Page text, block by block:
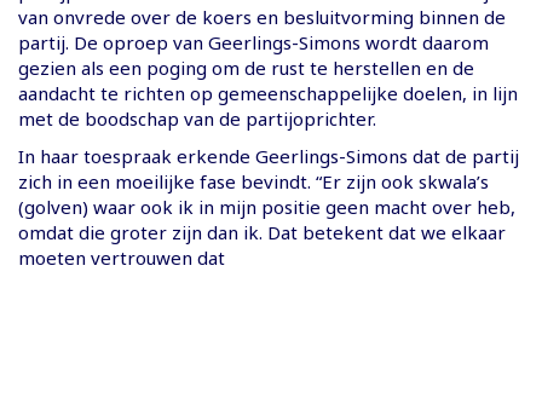
van onvrede over de koers en besluitvorming binnen de
partij. De oproep van Geerlings-Simons wordt daarom
gezien als een poging om de rust te herstellen en de
aandacht te richten op gemeenschappelijke doelen, in lijn
met de boodschap van de partijoprichter.
In haar toespraak erkende Geerlings-Simons dat de partij
zich in een moeilijke fase bevindt. “Er zijn ook skwala’s
(golven) waar ook ik in mijn positie geen macht over heb,
omdat die groter zijn dan ik. Dat betekent dat we elkaar
moeten vertrouwen dat